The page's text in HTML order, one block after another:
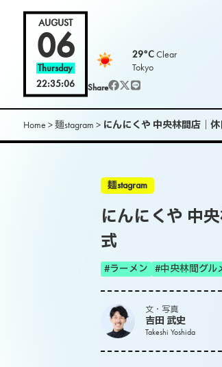
AUGUST
06
Thursday
22:35:08
29°CClear
Tokyo
Share
Home >麺stagram > にんにくや 中央林間店｜
麺stagram
にんにくや 中
式
#ラーメン #中央林間グル
文・写真
吉田 武史
Takeshi Yoshida